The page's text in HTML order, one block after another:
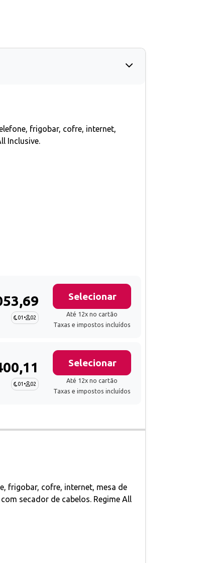
frigobar, cofre, internet,
Inclusive.
01 • 02
Selecionar
Até 12x no cartão
Taxas e impostos incluídos
01 • 02
Selecionar
Até 12x no cartão
Taxas e impostos incluídos
frigobar, cofre, internet, mesa de
secador de cabelos. Regime All